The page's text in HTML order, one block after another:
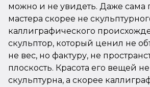
можно и не увидеть. Даже сама
мастера скорее не
каллиграфического
скульптор, который ценил не
не вес, но фактуру, не
плоскость. Красота его вещей
скульптурна, а скорее